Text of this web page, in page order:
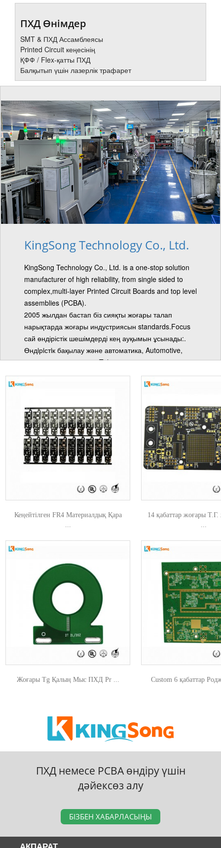
ПХД Өнімдер
SMT & ПХД Ассамблеясы
Printed Circuit кеңесінің
ҚФФ / Flex-қатты ПХД
Балқытып үшін лазерлік трафарет
KingSong Technology Co., Ltd.
KingSong Technology Co., Ltd. is a one-stop solution
manufacturer of high reliability, from single sided to
complex,multi-layer Printed Circuit Boards and top level
assemblies (PCBA).
2005 жылдан бастап біз сияқты жоғары талап
нарықтарда жоғары индустриясын standards.Focus
сай өндірістік шешімдерді кең ауқымын ұсынады:.
Өндiрiстiк бақылау және автоматика, Automotive,
тұтыну, Медициналық, Telecom және одан ......
Кеңейтілген FR4 Материалдық Қара
...
Жоғары Tg Қалың Мыс ПХД Pr ...
14 қабаттар жоғары
...
Custom 6 қабаттар
ПХД немесе PCBA өндіру үшін
дәйексөз алу
БІЗБЕН ХАБАРЛАСЫҢЫ